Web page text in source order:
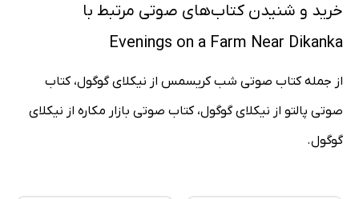
خرید و شنیدن کتاب‌های صوتی مرتبط با
Evenings on a Farm Near Dikanka
از جمله کتاب صوتی شب کریسمس از نیکلای گوگول، کتاب
صوتی پالتو از نیکلای گوگول، کتاب صوتی بازار مکاره از نیکلای
گوگول.